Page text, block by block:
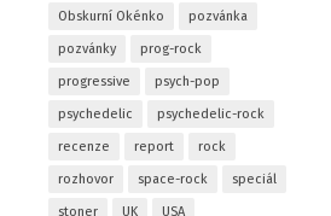
Obskurní Okénko pozvánka
pozvánky prog-rock
progressive psych-pop
psychedelic psychedelic-rock
recenze report rock
rozhovor space-rock speciál
stoner UK USA